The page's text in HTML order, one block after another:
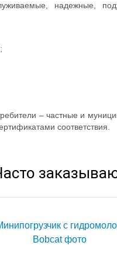
надежные,
– частные и
соответствия.